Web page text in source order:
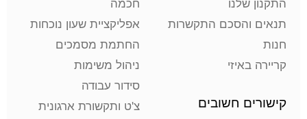
התקנון שלנו
תנאים והסכם התקשרות
חנות
קריירה באיזי
קישורים חשובים
חכמה
אפליקציית שעון נוכחות
החתמת מסמכים
ניהול משימות
סידור עבודה
צ'ט ותקשורת ארגונית